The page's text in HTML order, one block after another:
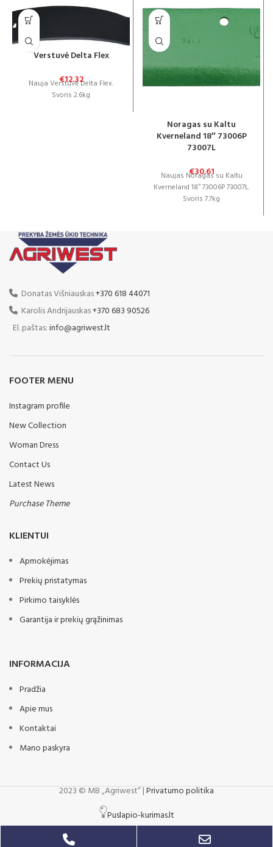
Verstuvė Delta Flex
€12.32
Nauja Verstuvė Delta Flex.
Svoris 2.6kg
Noragas su Kaltu
Kverneland 18″ 73006P
73007L
€30.61
Naujas Noragas su Kaltu
Kverneland 18″ 73006P 73007L.
Svoris 7.7kg
Donatas Višniauskas+370 618 44071
Karolis Andrijauskas+370 683 90526
El. paštas:info@agriwest.lt
FOOTER MENU
Instagram profile
New Collection
Woman Dress
Contact Us
Latest News
Purchase Theme
KLIENTUI
Apmokėjimas
Prekių pristatymas
Pirkimo taisyklės
Garantija ir prekių grąžinimas
INFORMACIJA
Pradžia
Apie mus
Kontaktai
Mano paskyra
2023 © MB „Agriwest“ |Privatumo politika
Puslapio-kurimas.lt